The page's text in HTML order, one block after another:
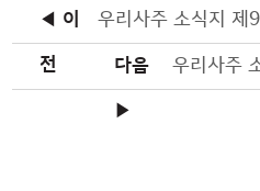
◀ 이
전
우리사주 소식지 제
다음
▶
우리사주